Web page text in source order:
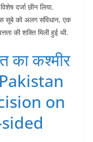
दर्जा छीन लिया.
सूबे को अलग संविधान, एक
की शक्ति मिली हुई थी.
का कश्मीर
on